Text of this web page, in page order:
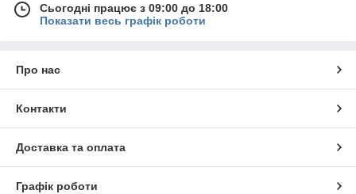
Сьогодні працює з 09:00 до 18:00
Показати весь графік роботи
Про нас
Контакти
Доставка та оплата
Графік роботи